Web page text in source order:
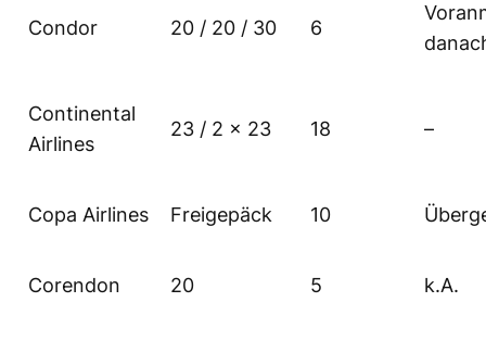
Condor 20 / 20 / 30 6
Continental
Airlines
23 / 2 x 23 18 –
Copa Airlines Freigepäck 10
Corendon 20 5 k.A.